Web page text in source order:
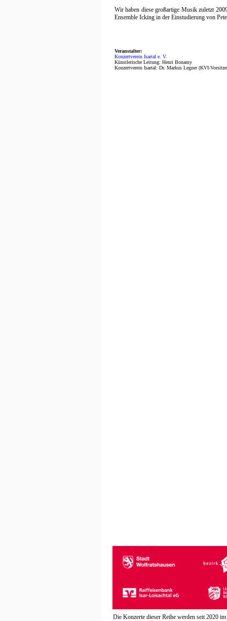
Wir haben diese großartige Musik zuletzt
Ensemble Icking in der Einstudierung von
Veranstalter:
Konzertverein Isartal e. V.
Künstlerische Leitung: Henri Bonamy
Konzertverein Isartal: Dr. Markus Legner (KVI-
Die Konzerte dieser Reihe werden seit 2020